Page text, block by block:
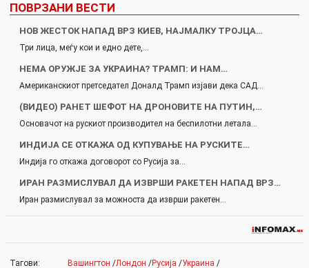
ПОВРЗАНИ ВЕСТИ
НОВ ЖЕСТОК НАПАД ВРЗ КИЕВ, НАЈМАЛКУ ТРОЈЦА…
Три лица, меѓу кои и едно дете,…
НЕМА ОРУЖЈЕ ЗА УКРАИНА? ТРАМП: И НАМ…
Американскиот претседател Доналд Трамп изјави дека САД…
(ВИДЕО) РАНЕТ ШЕФОТ НА ДРОНОВИТЕ НА ПУТИН,…
Основачот на рускиот производител на беспилотни летала…
ИНДИЈА СЕ ОТКАЖА ОД КУПУВАЊЕ НА РУСКИТЕ…
Индија го откажа договорот со Русија за…
ИРАН РАЗМИСЛУВАЛ ДА ИЗВРШИ РАКЕТЕН НАПАД ВРЗ…
Иран размислувал за можноста да изврши ракетен…
Тагови: Вашингтон /Лондон /Русија /Украина /